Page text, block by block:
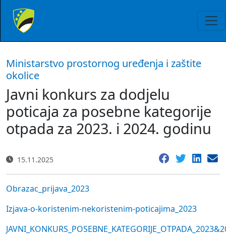
Ministarstvo prostornog uređenja i zaštite
okolice
Javni konkurs za dodjelu
poticaja za posebne kategorije
otpada za 2023. i 2024. godinu
15.11.2025
Obrazac_prijava_2023
Izjava-o-koristenim-nekoristenim-poticajima_2023